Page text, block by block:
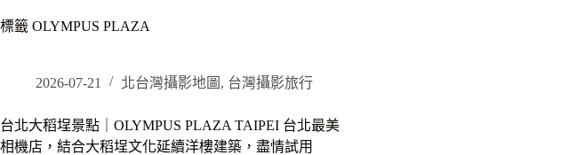
標籤 OLYMPUS PLAZA
2026-07-21 北台灣攝影地圖 , 台灣攝影旅行
台北大稻埕景點｜OLYMPUS PLAZA TAIPEI 台北最美
相機店，結合大稻埕文化延續洋樓建築，盡情試用